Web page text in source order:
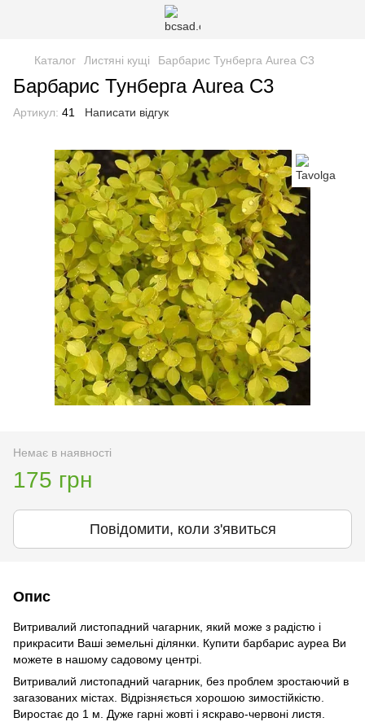
Каталог Листяні кущі Барбарис Тунберга Aurea C3
Барбарис Тунберга Aurea C3
Артикул: 41 Написати відгук
Немає в наявності
175 грн
Повідомити, коли з'явиться
Опис
Витривалий листопадний чагарник, який може з радістю і
прикрасити Ваші земельні ділянки. Купити барбарис ауреа Ви
можете в нашому садовому центрі.
Витривалий листопадний чагарник, без проблем зростаючий в
загазованих містах. Відрізняється хорошою зимостійкістю.
Виростає до 1 м. Дуже гарні жовті і яскраво-червоні листя.